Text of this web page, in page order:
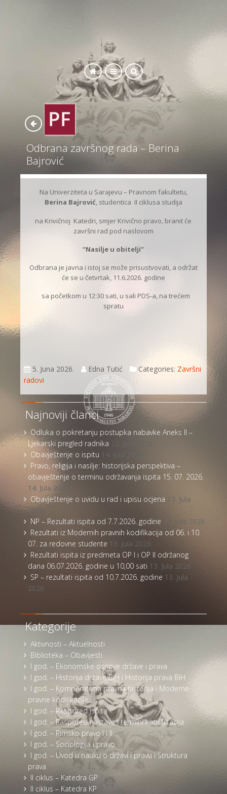
Odbrana završnog rada – Berina
Bajrović
Na Univerziteta u Sarajevu – Pravnom fakultetu,
Berina Bajrović, studentica II ciklusa studija
na Krivičnoj Katedri, smjer Krivično pravo, branit će
završni rad pod naslovom
“Nasilje u obitelji”
Odbrana je javna i istoj se može prisustvovati, a održat
će se u četvrtak, 11.6.2026. godine
sa početkom u 12:30 sati, u sali PDS-a, na trećem
spratu
5. Juna 2026. Edna Tutić Categories: Završni
radovi
Najnoviji članci
Odluka o pokretanju postupka nabavke Aneks II –
Ljekarski pregled radnika 22. Jula 2026.
Obavještenje o ispitu 14. Jula 2026.
Pravo, religija i nasilje: historijska perspektiva –
obavještenje o terminu održavanja ispita 15. 07. 2026.
14. Jula 2026.
Obavještenje o uvidu u rad i upisu ocjena 13. Jula
2026.
NP – Rezultati ispita od 7.7.2026. godine
13. Jula 2026.
Rezultati iz Modernih pravnih kodifikacija od 06. i 10.
07. za redovne studente 13. Jula 2026.
Rezultati ispita iz predmeta OP I i OP II održanog
dana 06.07.2026. godine u 10,00 sati 13. Jula 2026.
SP – rezultati ispita od 10.7.2026. godine 13. Jula
2026.
Kategorije
Aktivnosti – Aktuelnosti
Biblioteka – Obavijesti
I god. – Ekonomske osnove države i prava
I god. – Historija drzave BiH i Historija prava BiH
I god. – Komparativna pravna historija i Moderne
pravne kodifikacije
I god. – Raspored ispita
I god. – Raspored nastave i termini konsultacija
I god. – Rimsko pravo I i II
I god. – Sociologija i pravo
I god. – Uvod u nauku o državi i pravu i Struktura
prava
II ciklus – Katedra GP
II ciklus – Katedra KP